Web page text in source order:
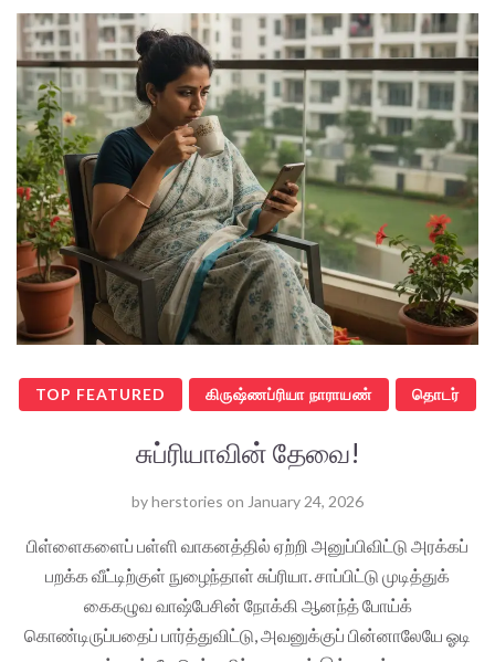
TOP FEATURED கிருஷ்ணப்ரியா நாராயண் தொடர்
சுப்ரியாவின் தேவை!
byherstories on January 24, 2026
பிள்ளைகளைப் பள்ளி வாகனத்தில் ஏற்றி அனுப்பிவிட்டு அரக்கப்
பறக்க வீட்டிற்குள் நுழைந்தாள் சுப்ரியா. சாப்பிட்டு முடித்துக்
கைகழுவ வாஷ்பேசின் நோக்கி ஆனந்த் போய்க்
கொண்டிருப்பதைப் பார்த்துவிட்டு, அவனுக்குப் பின்னாலேயே ஓடி